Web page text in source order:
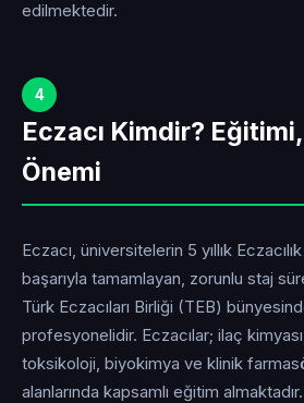
edilmektedir.
4
Eczacı Kimdir?
Önemi
Eczacı, üniversitelerin 5 yıllık
başarıyla tamamlayan, zorunlu staj
Türk Eczacıları Birliği (TEB)
profesyonelidir. Eczacılar; ilaç
toksikoloji, biyokimya ve klinik
alanlarında kapsamlı eğitim almaktadır.